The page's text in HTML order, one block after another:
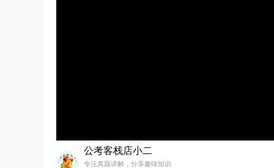
公考客栈店小二
专注真题讲解，分享趣味知识